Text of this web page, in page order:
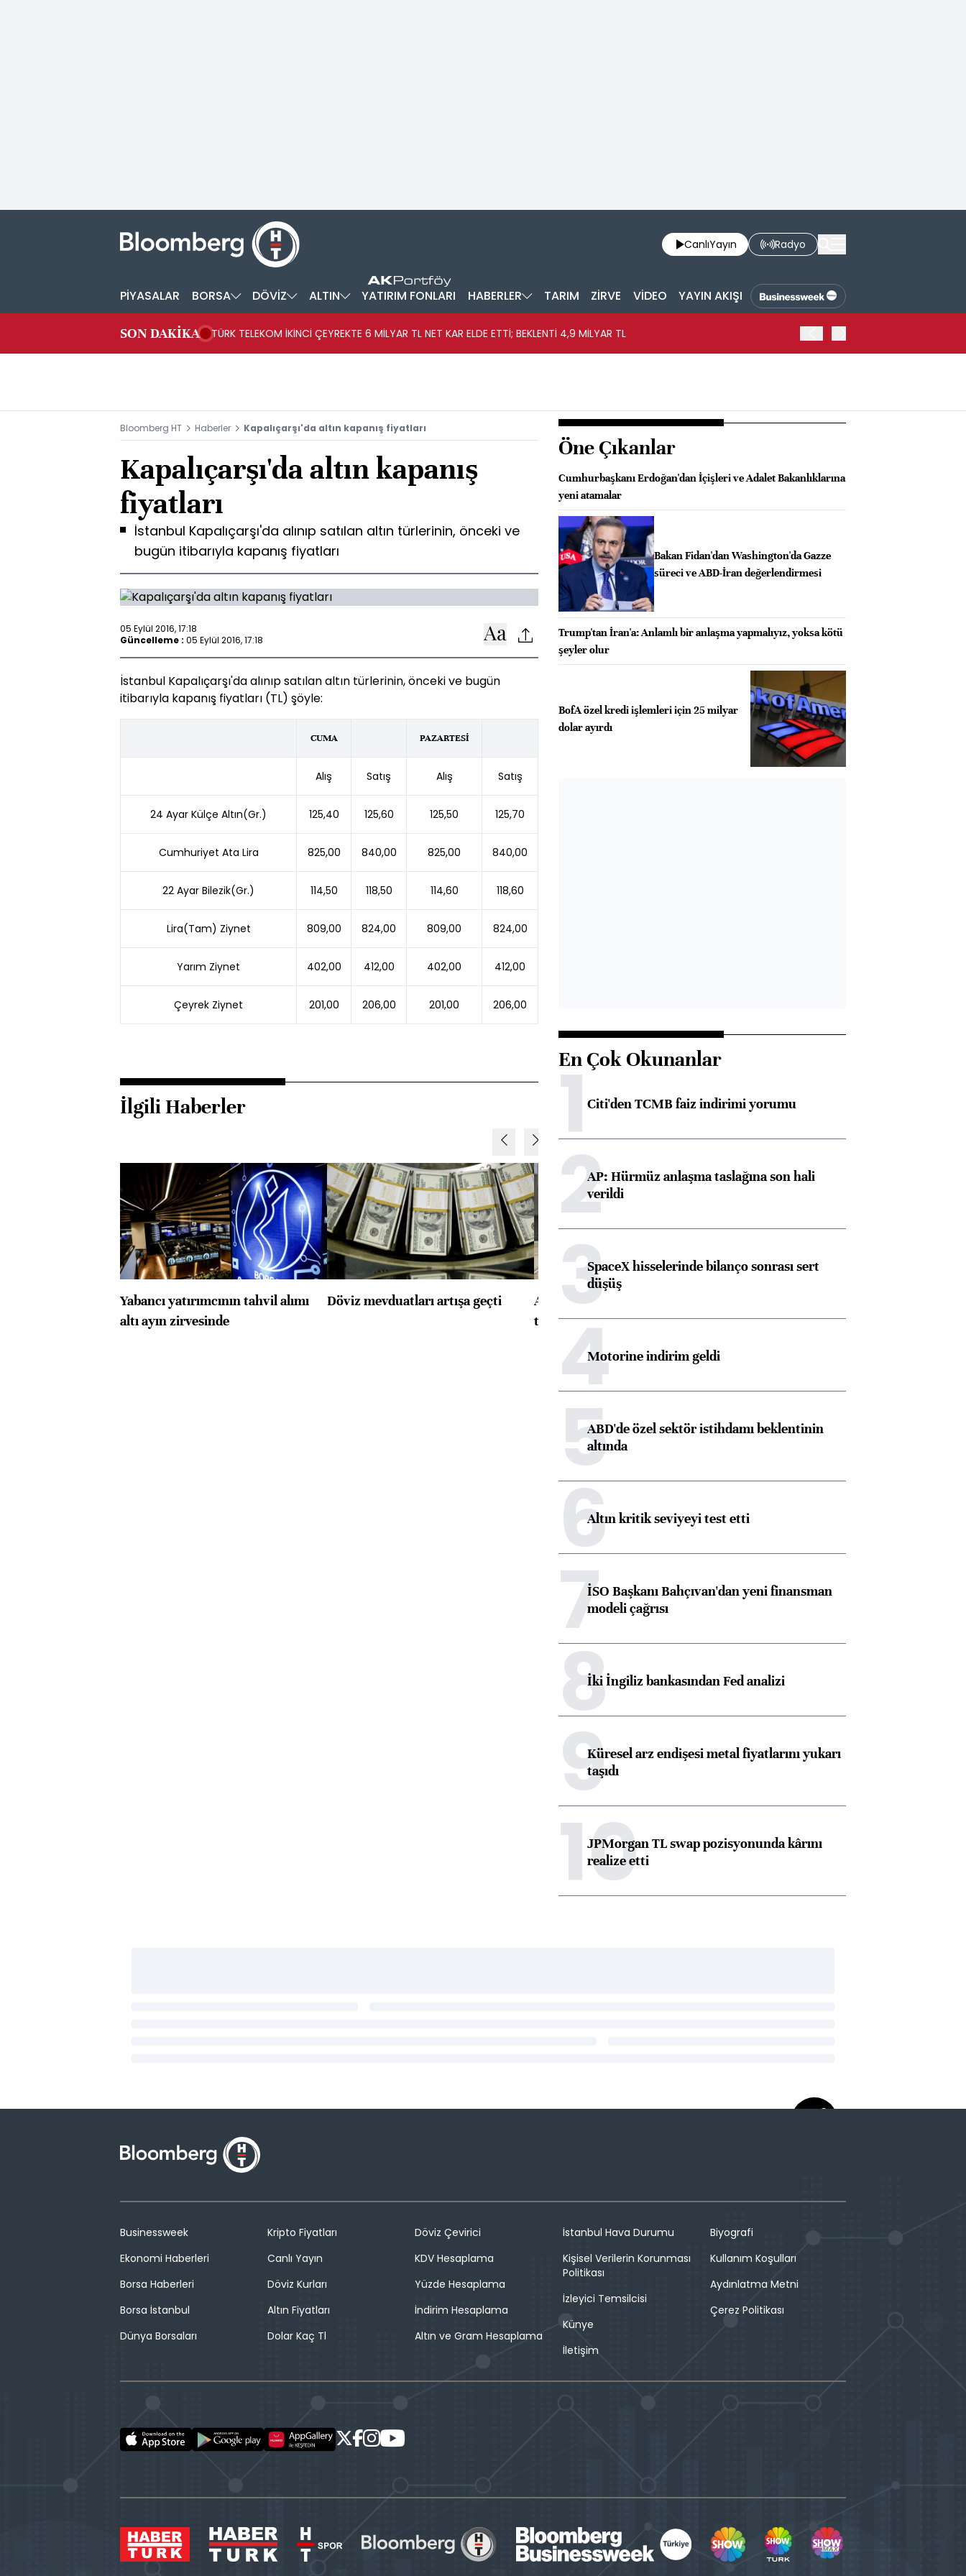
CanlıYayın Radyo
PİYASALAR BORSA DÖVİZ ALTIN YATIRIM FONLARI HABERLER TARIM ZİRVE VİDEO YAYIN AKIŞI
SON DAKİKA TÜRK TELEKOM İKİNCİ ÇEYREKTE 6 MİLYAR TL NET KAR ELDE ETTİ; BEKLENTİ 4,9 MİLYAR TL
Bloomberg HT Haberler Kapalıçarşı'da altın kapanış fiyatları
Kapalıçarşı'da altın kapanış
fiyatları
İstanbul Kapalıçarşı'da alınıp satılan altın türlerinin, önceki ve
bugün itibarıyla kapanış fiyatları
05 Eylül 2016, 17:18
Güncelleme : 05 Eylül 2016, 17:18
İstanbul Kapalıçarşı'da alınıp satılan altın türlerinin, önceki ve bugün
itibarıyla kapanış fiyatları (TL) şöyle:
CUMA PAZARTESİ
Alış Satış Alış Satış
24 Ayar Külçe Altın(Gr.) 125,40 125,60 125,50 125,70
Cumhuriyet Ata Lira 825,00 840,00 825,00 840,00
22 Ayar Bilezik(Gr.) 114,50 118,50 114,60 118,60
Lira(Tam) Ziynet 809,00 824,00 809,00 824,00
Yarım Ziynet 402,00 412,00 402,00 412,00
Çeyrek Ziynet 201,00 206,00 201,00 206,00
İlgili Haberler
Yabancı yatırımcının tahvil alımı
altı ayın zirvesinde
Döviz mevduatları artışa geçti
ABD'de konut başlangıçları
toparlandı
Almanya, Commerzbank
görüşmelere hazırlanıyor
Öne Çıkanlar
Cumhurbaşkanı Erdoğan'dan İçişleri ve Adalet Bakanlıklarına
yeni atamalar
Bakan Fidan'dan Washington'da Gazze
süreci ve ABD-İran değerlendirmesi
Trump'tan İran'a: Anlamlı bir anlaşma yapmalıyız, yoksa kötü
şeyler olur
BofA özel kredi işlemleri için 25 milyar
dolar ayırdı
En Çok Okunanlar
1Citi'den TCMB faiz indirimi yorumu
2AP: Hürmüz anlaşma taslağına son hali
verildi
3SpaceX hisselerinde bilanço sonrası sert
düşüş
4Motorine indirim geldi
5ABD'de özel sektör istihdamı beklentinin
altında
6Altın kritik seviyeyi test etti
7İSO Başkanı Bahçıvan'dan yeni finansman
modeli çağrısı
8İki İngiliz bankasından Fed analizi
9Küresel arz endişesi metal fiyatlarını yukarı
taşıdı
10
JPMorgan TL swap pozisyonunda kârını
realize etti
Businessweek
Ekonomi Haberleri
Borsa Haberleri
Borsa İstanbul
Dünya Borsaları
Kripto Fiyatları
Canlı Yayın
Döviz Kurları
Altın Fiyatları
Dolar Kaç Tl
Döviz Çevirici
KDV Hesaplama
Yüzde Hesaplama
İndirim Hesaplama
Altın ve Gram Hesaplama
İstanbul Hava Durumu
Kişisel Verilerin Korunması
Politikası
İzleyici Temsilcisi
Künye
İletişim
Biyografi
Kullanım Koşulları
Aydınlatma Metni
Çerez Politikası